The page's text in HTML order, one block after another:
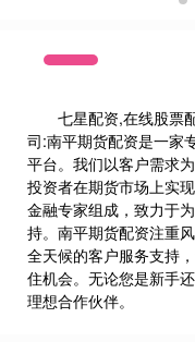
七星配资,在线股票
司:南平期货配资是一家
平台。我们以客户需求
投资者在期货市场上实
金融专家组成，致力于
持。南平期货配资注重
全天候的客户服务支持
住机会。无论您是新手
理想合作伙伴。